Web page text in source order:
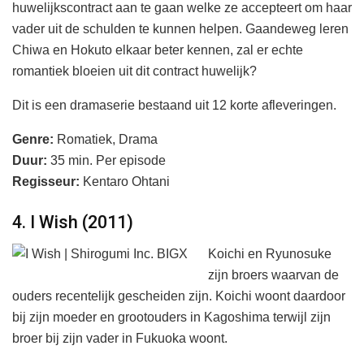
huwelijkscontract aan te gaan welke ze accepteert om haar
vader uit de schulden te kunnen helpen. Gaandeweg leren
Chiwa en Hokuto elkaar beter kennen, zal er echte
romantiek bloeien uit dit contract huwelijk?
Dit is een dramaserie bestaand uit 12 korte afleveringen.
Genre: Romatiek, Drama
Duur: 35 min. Per episode
Regisseur: Kentaro Ohtani
4. I Wish (2011)
Koichi en Ryunosuke
zijn broers waarvan de
ouders recentelijk gescheiden zijn. Koichi woont daardoor
bij zijn moeder en grootouders in Kagoshima terwijl zijn
broer bij zijn vader in Fukuoka woont.